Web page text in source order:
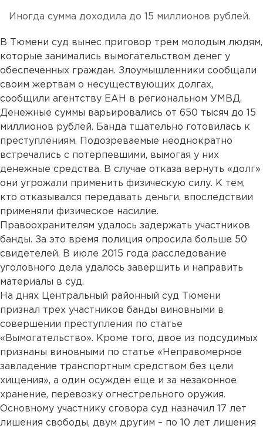
Иногда сумма доходила до 15 миллионов рублей.
В Тюмени суд вынес приговор трем молодым людям,
которые занимались вымогательством денег у
обеспеченных граждан. Злоумышленники сообщали
своим жертвам о несуществующих долгах,
сообщили агентству ЕАН в региональном УМВД.
Денежные суммы варьировались от 650 тысяч до 15
миллионов рублей. Банда тщательно готовилась к
преступлениям. Подозреваемые неоднократно
встречались с потерпевшими, вымогая у них
денежные средства. В случае отказа вернуть «долг»
они угрожали применить физическую силу. К тем,
кто отказывался передавать деньги, впоследствии
применяли физическое насилие.
Правоохранителям удалось задержать участников
банды. За это время полиция опросила больше 50
свидетелей. В июле 2015 года расследование
уголовного дела удалось завершить и направить
материалы в суд.
На днях Центральный районный суд Тюмени
признал трех участников банды виновными в
совершении преступления по статье
«Вымогательство». Кроме того, двое из подсудимых
признаны виновными по статье «Неправомерное
завладение транспортным средством без цели
хищения», а один осужден еще и за незаконное
хранение, перевозку огнестрельного оружия.
Основному участнику сговора суд назначил 17 лет
лишения свободы, двум другим – по 10 лет лишения